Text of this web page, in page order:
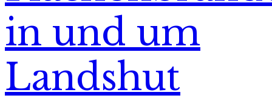
in und um
Landshut